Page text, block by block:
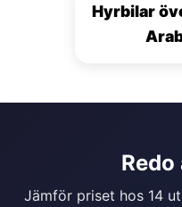
Hyrbilar
Jämför priset hos 14